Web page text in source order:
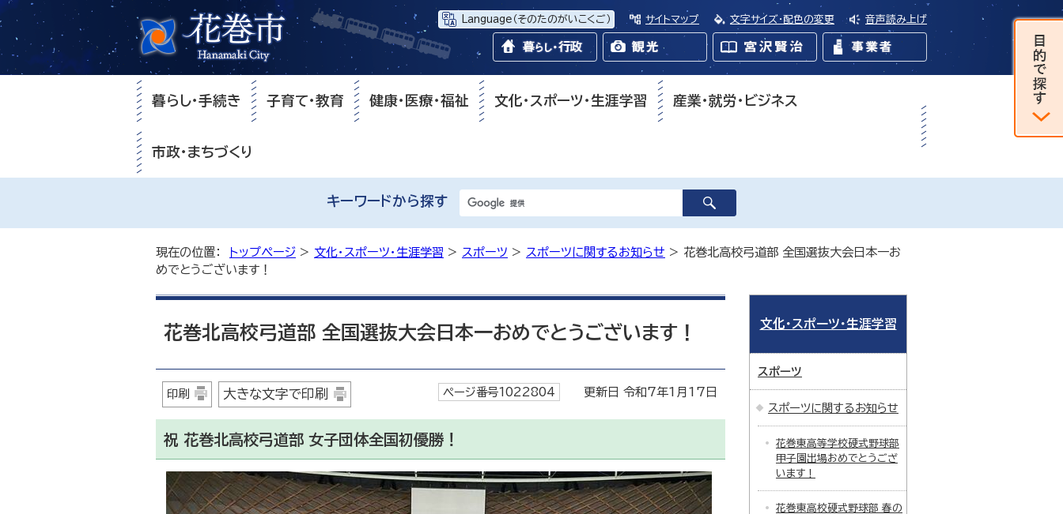
Language （そのたのがいこくご） サイトマップ 文字サイズ・配色の変更 音声読み上げ
暮らし・手続き 子育て・教育 健康・医療・福祉 文化・スポーツ・生涯学習 産業・就労・ビジネス
市政・まちづくり
キーワードから探す
現在の位置： トップページ > 文化・スポーツ・生涯学習 > スポーツ > スポーツに関するお知らせ > 花巻北高校弓道部 全国選抜大会日本一お
めでとうございます！
花巻北高校弓道部 全国選抜大会日本一おめでとうございます！
印刷 大きな文字で印刷 ページ番号1022804 更新日 令和7年1月17日
祝 花巻北高校弓道部 女子団体全国初優勝！
文化・スポーツ・生涯学習
スポーツ
スポーツに関するお知らせ
花巻東高等学校硬式野球部
甲子園出場おめでとうござ
います！
花巻東高校硬式野球部 春の